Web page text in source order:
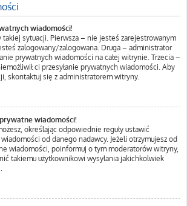
wiadomości!
takiej sytuacji. Pierwsza – nie jesteś zarejestrowanym
zalogowany/zalogowana. Druga – administrator
prywatnych wiadomości na całej witrynie. Trzecia –
ci przesyłanie prywatnych wiadomości. Aby
skontaktuj się z administratorem witryny.
wiadomości!
określając odpowiednie reguły ustawić
od danego nadawcy. Jeżeli otrzymujesz od
wiadomości, poinformuj o tym moderatorów witryny,
takiemu użytkownikowi wysyłania jakichkolwiek